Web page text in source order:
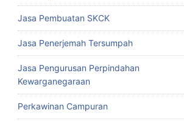
Jasa Pembuatan SKCK
Jasa Penerjemah Tersumpah
Jasa Pengurusan Perpindahan
Kewarganegaraan
Perkawinan Campuran